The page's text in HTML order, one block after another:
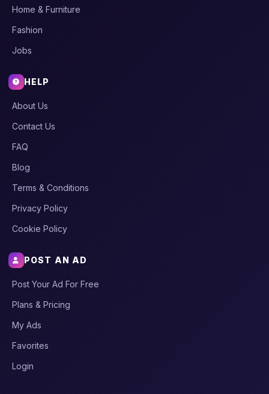
Home & Furniture
Fashion
Jobs
HELP
About Us
Contact Us
FAQ
Blog
Terms & Conditions
Privacy Policy
Cookie Policy
POST AN AD
Post Your Ad For Free
Plans & Pricing
My Ads
Favorites
Login